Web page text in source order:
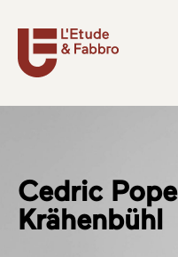
Cedric Pope
Krähenbühl